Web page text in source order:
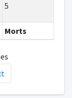
5
Morts